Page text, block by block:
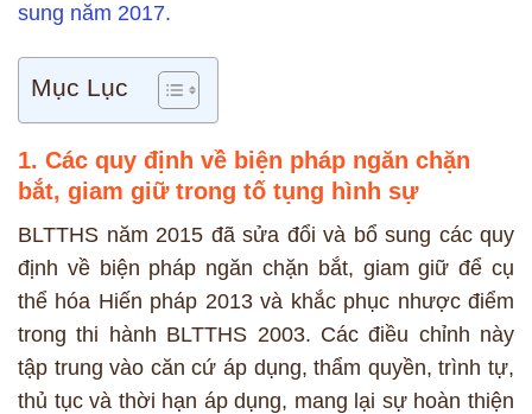
sung năm 2017.
Mục Lục
1. Các quy định về biện pháp ngăn chặn
bắt, giam giữ trong tố tụng hình sự
BLTTHS năm 2015 đã sửa đổi và bổ sung các quy
định về biện pháp ngăn chặn bắt, giam giữ để cụ
thể hóa Hiến pháp 2013 và khắc phục nhược điểm
trong thi hành BLTTHS 2003. Các điều chỉnh này
tập trung vào căn cứ áp dụng, thẩm quyền, trình tự,
thủ tục và thời hạn áp dụng, mang lại sự hoàn thiện